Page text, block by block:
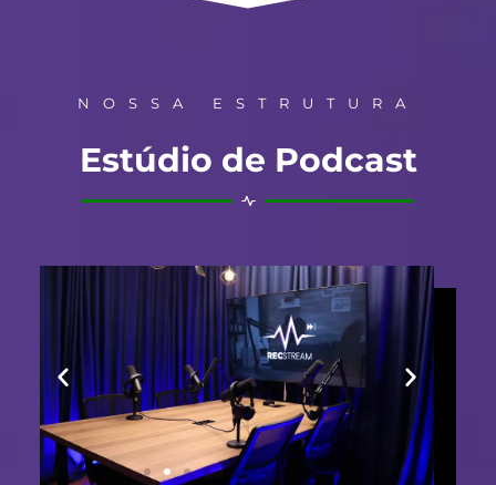
NOSSA ESTRUTURA
Estúdio de Podcast